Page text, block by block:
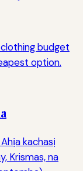
budget
option.
kachasị
Krismas, na